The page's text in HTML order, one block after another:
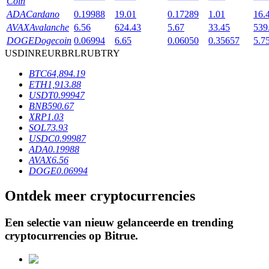
BTR-vergrendelingen
Exclusieve beleggingen voor BTR-houders
Door crypto ondersteunde leenservice
ADACardano 0.19988 19.01 0.17289 1.01
AVAXAvalanche 6.56 624.43 5.67 33.45
DOGEDogecoin 0.06994 6.65 0.06050 0.35657
USDINREURBRLRUBTRY
BTC64,894.19
ETH1,913.88
USDT0.99947
BNB590.67
XRP1.03
SOL73.93
USDC0.99987
ADA0.19988
AVAX6.56
DOGE0.06994
Ontdek meer cryptocurrencies
Een selectie van nieuw gelanceerde en trending
cryptocurrencies op Bitrue.